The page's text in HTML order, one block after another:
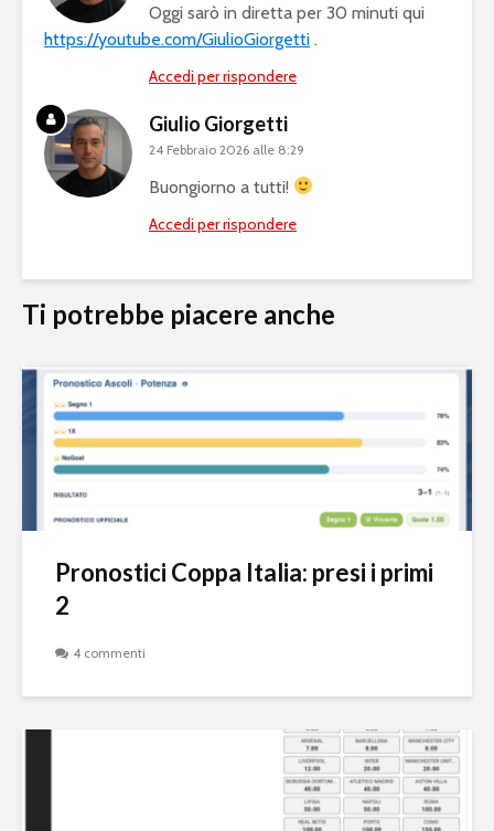
Oggi sarò in diretta per 30 minuti qui
https://youtube.com/GiulioGiorgetti .
Accedi per rispondere
Giulio Giorgetti
24 Febbraio 2026 alle 8:29
Buongiorno a tutti!
Accedi per rispondere
Ti potrebbe piacere anche
Pronostici Coppa Italia: presi i primi
2
4 commenti